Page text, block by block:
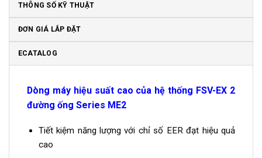
THÔNG SỐ KỸ THUẬT
ĐƠN GIÁ LẮP ĐẶT
ECATALOG
Dòng máy hiệu suất cao của hệ thống FSV-EX 2
đường ống Series ME2
Tiết kiệm năng lượng với chỉ số EER đạt hiệu quả
cao